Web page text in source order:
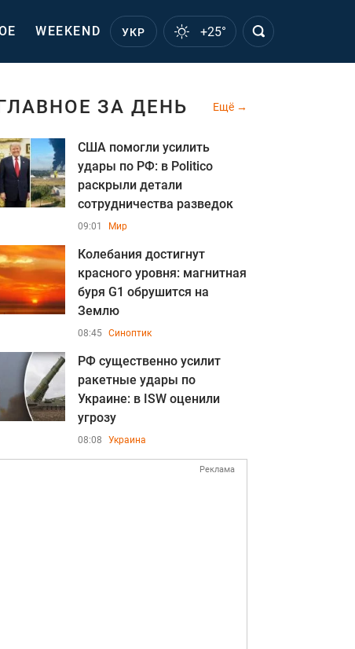
WEEKEND УКР +25°
ЗА ДЕНЬ Ещё
США помогли усилить
удары по РФ: в Politico
раскрыли детали
сотрудничества разведок
09:01 Мир
Колебания достигнут
красного уровня: магнитная
буря G1 обрушится на
Землю
08:45 Синоптик
РФ существенно усилит
ракетные удары по
Украине: в ISW оценили
угрозу
08:08 Украина
Реклама